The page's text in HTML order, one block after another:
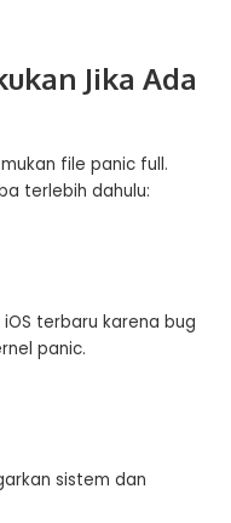
Jika Ada
file panic full.
terlebih dahulu:
terbaru karena bug
panic.
sistem dan